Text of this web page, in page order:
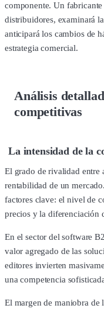
componente. Un
distribuidores, examinará
anticipará los cambios de
estrategia comercial.
Análisis
competitivas
La intensidad de la
El grado de rivalidad entre
rentabilidad de un
factores clave: el nivel de
precios y la diferenciación
En el sector del software
valor agregado de las
editores invierten
una competencia
El margen de maniobra de